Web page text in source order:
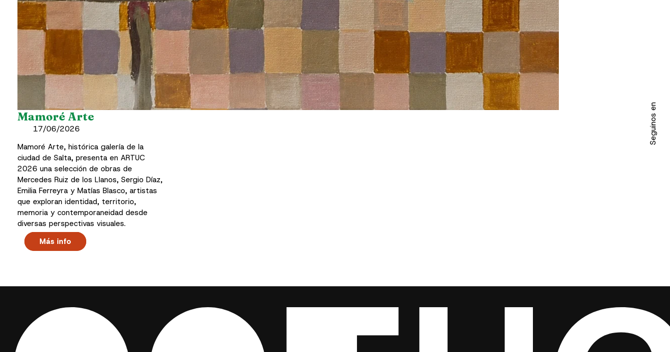
Seguinos en
Mamoré Arte
17/06/2026
Mamoré Arte, histórica galería de la
ciudad de Salta, presenta en ARTUC
2026 una selección de obras de
Mercedes Ruiz de los Llanos, Sergio Díaz,
Emilia Ferreyra y Matías Blasco, artistas
que exploran identidad, territorio,
memoria y contemporaneidad desde
diversas perspectivas visuales.
Más info